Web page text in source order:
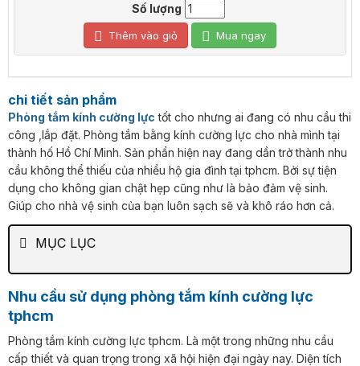
Số lượng
Thêm vào giỏ Mua ngay
chi tiết sản phẩm
Phòng tắm kính cường lực tốt cho nhưng ai đang có nhu cầu thi
công ,lắp đặt. Phòng tắm bằng kính cường lực cho nhà mình tại
thành hố Hồ Chí Minh. Sản phẩn hiện nay đang dần trở thành nhu
cầu không thể thiếu của nhiều hộ gia đình tại tphcm. Bởi sự tiện
dụng cho không gian chật hẹp cũng như là bảo đảm vệ sinh.
Giúp cho nhà vệ sinh của bạn luôn sạch sẽ và khô ráo hơn cả.
MỤC LỤC
Nhu cầu sử dụng phòng tắm kính cường lực
tphcm
Phòng tắm kính cường lực tphcm. Là một trong những nhu cầu
cấp thiết và quan trọng trong xã hội hiện đại ngày nay. Diện tích